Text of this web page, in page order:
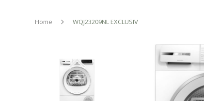
Home WQJ23209NL EXCLUSIV